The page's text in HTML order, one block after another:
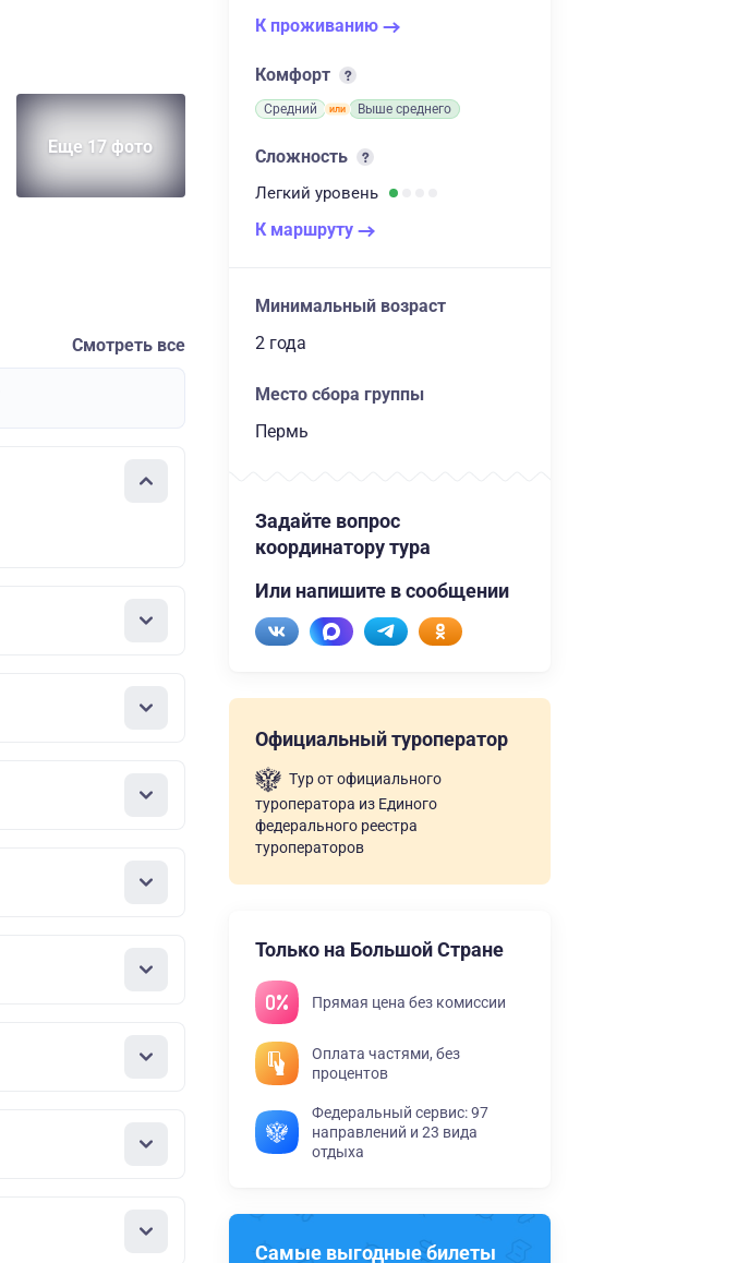
Еще 17 фото
Смотреть все
К проживанию
Комфорт
Средний Выше среднего
Сложность
Легкий уровень
К маршруту
Минимальный возраст
2 года
Место сбора группы
Пермь
Задайте вопрос
координатору тура
Или напишите в сообщении
Официальный туроператор
Тур от официального
туроператора из Единого
федерального реестра
туроператоров
Только на Большой Стране
Прямая цена без комиссии
Оплата частями, без
процентов
Федеральный сервис: 97
направлений и 23 вида
отдыха
Самые выгодные билеты